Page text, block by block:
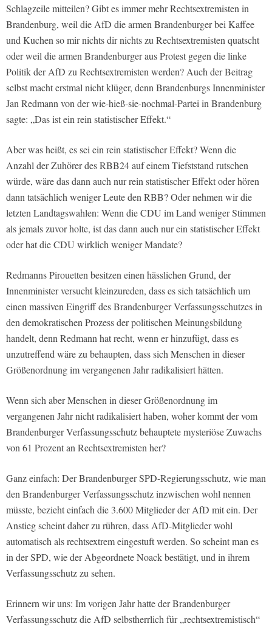
Schlagzeile mitteilen? Gibt es immer mehr Rechtsextremisten in
Brandenburg, weil die AfD die armen Brandenburger bei Kaffee
und Kuchen so mir nichts dir nichts zu Rechtsextremisten quatscht
oder weil die armen Brandenburger aus Protest gegen die linke
Politik der AfD zu Rechtsextremisten werden? Auch der Beitrag
selbst macht erstmal nicht klüger, denn Brandenburgs Innenminister
Jan Redmann von der wie-hieß-sie-nochmal-Partei in Brandenburg
sagte: „Das ist ein rein statistischer Effekt.“
Aber was heißt, es sei ein rein statistischer Effekt? Wenn die
Anzahl der Zuhörer des RBB24 auf einem Tiefststand rutschen
würde, wäre das dann auch nur rein statistischer Effekt oder hören
dann tatsächlich weniger Leute den RBB? Oder nehmen wir die
letzten Landtagswahlen: Wenn die CDU im Land weniger Stimmen
als jemals zuvor holte, ist das dann auch nur ein statistischer Effekt
oder hat die CDU wirklich weniger Mandate?
Redmanns Pirouetten besitzen einen hässlichen Grund, der
Innenminister versucht kleinzureden, dass es sich tatsächlich um
einen massiven Eingriff des Brandenburger Verfassungsschutzes in
den demokratischen Prozess der politischen Meinungsbildung
handelt, denn Redmann hat recht, wenn er hinzufügt, dass es
unzutreffend wäre zu behaupten, dass sich Menschen in dieser
Größenordnung im vergangenen Jahr radikalisiert hätten.
Wenn sich aber Menschen in dieser Größenordnung im
vergangenen Jahr nicht radikalisiert haben, woher kommt der vom
Brandenburger Verfassungsschutz behauptete mysteriöse Zuwachs
von 61 Prozent an Rechtsextremisten her?
Ganz einfach: Der Brandenburger SPD-Regierungsschutz, wie man
den Brandenburger Verfassungsschutz inzwischen wohl nennen
müsste, bezieht einfach die 3.600 Mitglieder der AfD mit ein. Der
Anstieg scheint daher zu rühren, dass AfD-Mitglieder wohl
automatisch als rechtsextrem eingestuft werden. So scheint man es
in der SPD, wie der Abgeordnete Noack bestätigt, und in ihrem
Verfassungsschutz zu sehen.
Erinnern wir uns: Im vorigen Jahr hatte der Brandenburger
Verfassungsschutz die AfD selbstherrlich für „rechtsextremistisch“